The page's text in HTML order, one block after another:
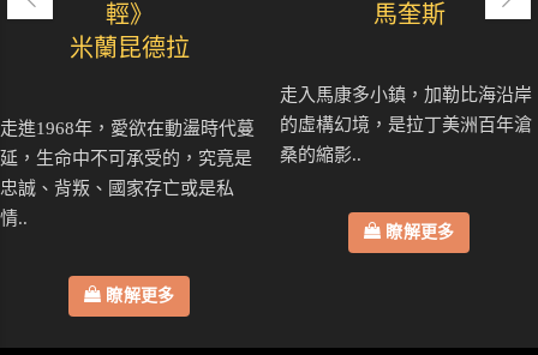
輕》
米蘭昆德拉
走進1968年，愛欲在動盪時代蔓
延，生命中不可承受的，究竟是
忠誠、背叛、國家存亡或是私
情..
瞭解更多
馬奎斯
走入馬康多小鎮，加勒比海沿岸
的虛構幻境，是拉丁美洲百年滄
桑的縮影..
瞭解更多